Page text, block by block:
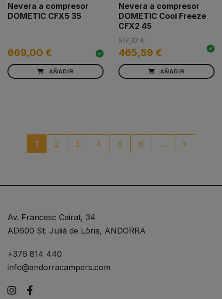
Nevera a compresor
DOMETIC CFX5 35
669,00 €
AÑADIR
Nevera a compresor
DOMETIC Cool Freeze
CFX2 45
465,59 €
517,32 €
AÑADIR
1 2 3 4 5 6 ... »
Av. Francesc Cairat, 34
AD600 St. Julià de Lòria, ANDORRA
+376 814 440
info@andorracampers.com
Instagram